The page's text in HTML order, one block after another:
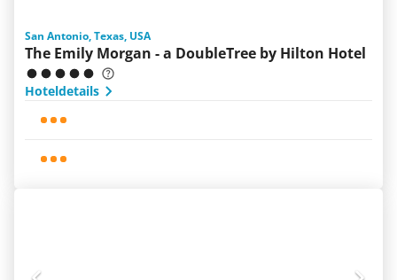
San Antonio, Texas, USA
The Emily Morgan - a DoubleTree by Hilton Hotel
Hoteldetails